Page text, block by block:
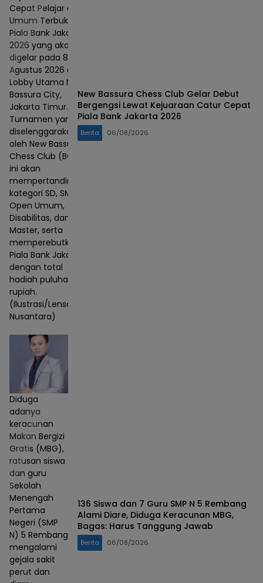
Cepat Pelajar dan
Umum Terbuka
Piala Bank Jakarta
2026 yang akan
digelar pada 8–9
Agustus 2026 di
Lobby Utama Mall
Bassura City,
Jakarta Timur.
Turnamen yang
diselenggarakan
oleh New Bassura
Chess Club (BCC)
ini akan
mempertandingkan
kategori SD, SMP,
Open Umum,
Disabilitas, dan
Master, serta
memperebutkan
Piala Bank Jakarta
dengan total
hadiah puluhan juta
rupiah.
(Ilustrasi/Lensa
Nusantara)
New Bassura Chess Club Gelar Debut
Bergengsi Lewat Kejuaraan Catur Cepat
Piala Bank Jakarta 2026
Berita 06/08/2026
Diduga
adanya
keracunan
Makan Bergizi
Gratis (MBG),
ratusan siswa
dan guru
Sekolah
Menengah
Pertama
Negeri (SMP
N) 5 Rembang
mengalami
gejala sakit
perut dan
136 Siswa dan 7 Guru SMP N 5 Rembang
Alami Diare, Diduga Keracunan MBG,
Bagas: Harus Tanggung Jawab
Berita 06/08/2026